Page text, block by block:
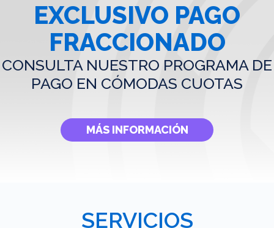
EXCLUSIVO PAGO
FRACCIONADO
CONSULTA NUESTRO PROGRAMA DE
PAGO EN CÓMODAS CUOTAS
MÁS INFORMACIÓN
SERVICIOS